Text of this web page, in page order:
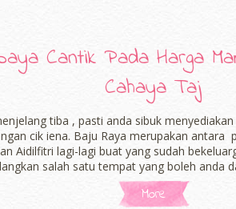
Cantik Pada Harga
Cahaya Taj
tiba , pasti anda sibuk
cik iena. Baju Raya merupakan antara
Aidilfitri lagi-lagi buat yang sudah
salah satu tempat yang boleh anda
More